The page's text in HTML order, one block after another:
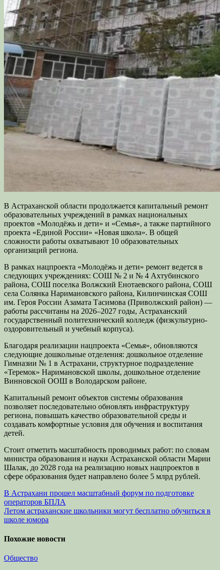
В Астраханской области продолжается капитальный ремонт
образовательных учреждений в рамках национальных
проектов «Молодёжь и дети» и «Семья», а также партийного
проекта «Единой России» «Новая школа». В общей
сложности работы охватывают 10 образовательных
организаций региона.
В рамках нацпроекта «Молодёжь и дети» ремонт ведется в
следующих учреждениях: СОШ № 2 и № 4 Ахтубинского
района, СОШ поселка Волжский Енотаевского района, СОШ
села Солянка Наримановского района, Килинчинская СОШ
им. Героя России Азамата Тасимова (Приволжский район) —
работы рассчитаны на 2026–2027 годы, Астраханский
государственный политехнический колледж (физкультурно-
оздоровительный и учебный корпуса).
Благодаря реализации нацпроекта «Семья», обновляются
следующие дошкольные отделения: дошкольное отделение
Гимназии № 1 в Астрахани, структурное подразделение
«Теремок» Наримановской школы, дошкольное отделение
Винновской ООШ в Володарском районе.
Капитальный ремонт объектов системы образования
позволяет последовательно обновлять инфраструктуру
региона, повышать качество образовательной среды и
создавать комфортные условия для обучения и воспитания
детей.
Стоит отметить масштабность проводимых работ: по словам
министра образования и науки Астраханской области Марии
Шалак, до 2028 года на реализацию новых нацпроектов в
сфере образования будет направлено более 5 млрд рублей.
Навигация
по
записям
В Астрахани прошел масштабный форум по подготовке
операторов БПЛА
Летом астраханские школьники могут бесплатно обучиться в
школе юмора
Похожие новости
Общество